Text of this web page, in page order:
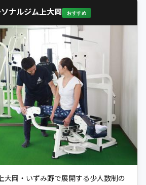
ナルジム上大岡 おすすめ
大岡・いずみ野で展開する少人数制の